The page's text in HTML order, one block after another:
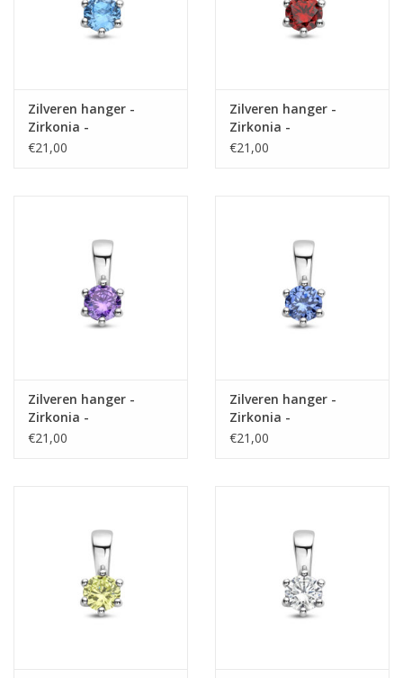
Zilveren hanger -
Zirkonia -
Geboortesteen - 10
€21,00
Zilveren hanger -
Zirkonia -
Geboortesteen - 10
€21,00
Zilveren hanger -
Zirkonia -
Geboortesteen - 10
€21,00
Zilveren hanger -
Zirkonia -
Geboortesteen - 10
€21,00